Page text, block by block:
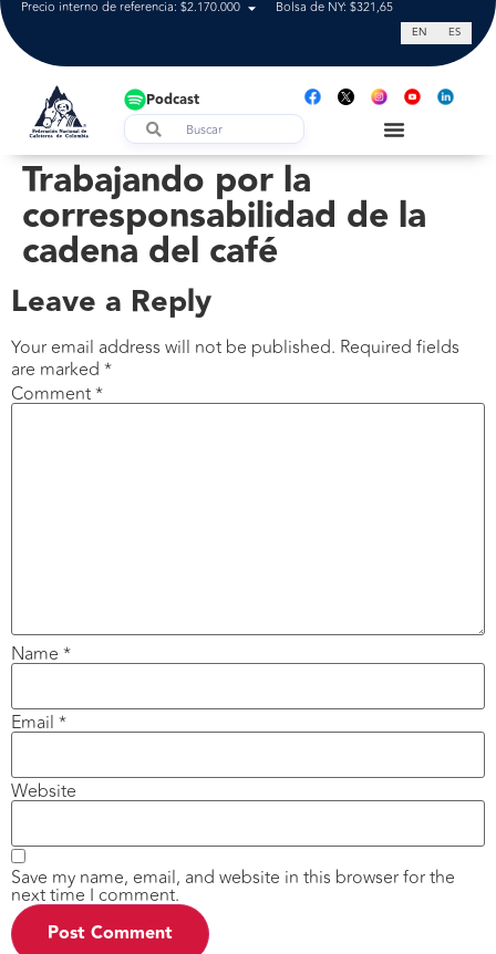
Precio interno de referencia: $2.170.000 Bolsa de NY: $321,65 Tasa de
EN ES
Podcast
Trabajando por la
corresponsabilidad de la
cadena del café
Leave a Reply
Your email address will not be published. Required fields
are marked *
Comment*
Name *
Email *
Website
Save my name, email, and website in this browser for the
next time I comment.